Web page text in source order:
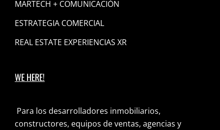
MARTECH + COMUNICACIÓN
ESTRATEGIA COMERCIAL
REAL ESTATE EXPERIENCIAS XR
WE HERE!
Para los desarrolladores inmobiliarios,
constructores, equipos de ventas, agencias y